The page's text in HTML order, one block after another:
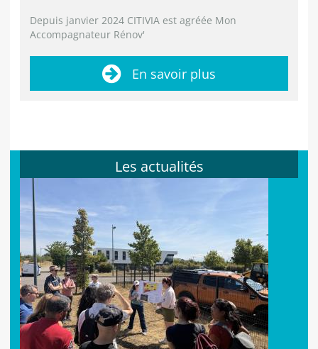
Depuis janvier 2024 CITIVIA est agréée Mon
Accompagnateur Rénov'
En savoir plus
Les actualités